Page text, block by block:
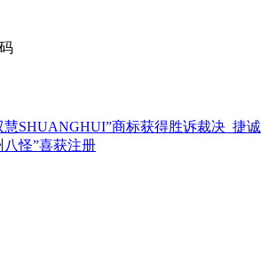
慧SHUANGHUI”商标获得胜诉裁决 捷诚
八怪”喜获注册